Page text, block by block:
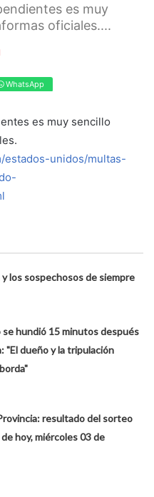
es muy
oficiales....
WhatsApp
es muy sencillo
estados-unidos/multas-
y los sospechosos de siempre
se hundió 15 minutos después
"El dueño y la tripulación
resultado del sorteo
hoy, miércoles 03 de